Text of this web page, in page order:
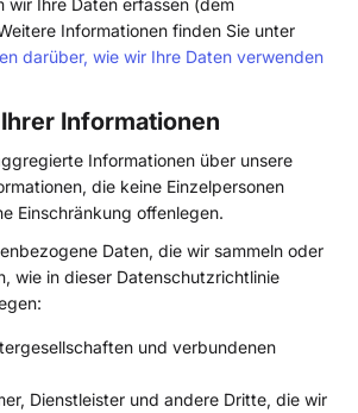
Informationen finden Sie unter
darüber, wie wir Ihre Daten verwenden
Informationen
Informationen über unsere
die keine Einzelpersonen
Einschränkung offenlegen.
Daten, die wir sammeln oder
wie in dieser Datenschutzrichtlinie
und verbundenen
Dienstleister und andere Dritte, die wir